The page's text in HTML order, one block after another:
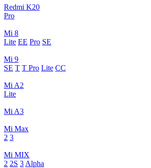
Redmi K20
Pro
Mi 8
Lite EE Pro SE
Mi 9
SE T T Pro Lite CC
Mi A2
Lite
Mi A3
Mi Max
2 3
Mi MIX
2 2S 3 Alpha